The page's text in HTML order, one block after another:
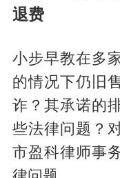
退费
小步早教在多
的情况下仍旧
诈？其承诺的
些法律问题？
市盈科律师事